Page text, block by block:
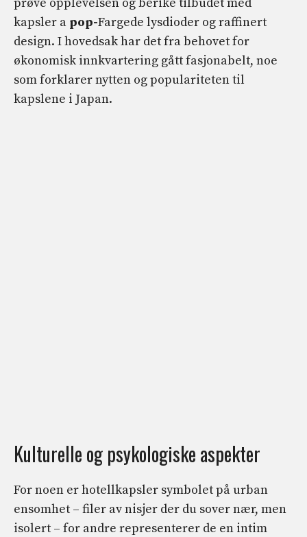
kapsler a pop-Fargede lysdioder og raffinert
design. I hovedsak har det fra behovet for
økonomisk innkvartering gått fasjonabelt, noe
som forklarer nytten og populariteten til
kapslene i Japan.
Kulturelle og psykologiske aspekter
For noen er hotellkapsler symbolet på urban
ensomhet – filer av nisjer der du sover nær, men
isolert – for andre representerer de en intim